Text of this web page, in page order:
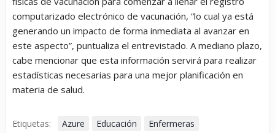
computarizado electrónico de vacunación, “lo cual ya está
generando un impacto de forma inmediata al avanzar en
este aspecto”, puntualiza el entrevistado. A mediano plazo,
cabe mencionar que esta información servirá para realizar
estadísticas necesarias para una mejor planificación en
materia de salud.
Etiquetas: Azure Educación
Enfermeras